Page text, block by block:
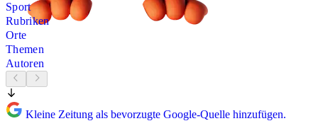
Sport
Rubriken
Orte
Themen
Autoren
Kleine Zeitung als bevorzugte Google-Quelle hinzufügen.